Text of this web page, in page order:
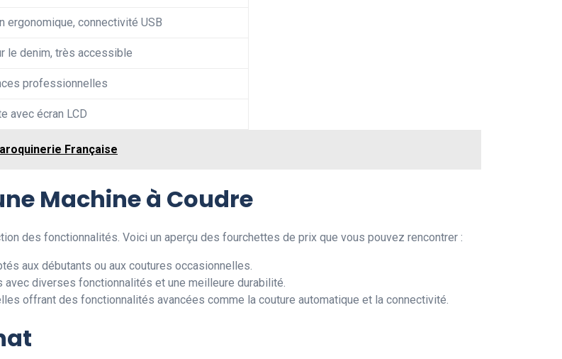
ergonomique, connectivité USB
le denim, très accessible
professionnelles
avec écran LCD
Française
Machine à Coudre
des fonctionnalités. Voici un aperçu des fourchettes de prix que vous pouvez rencontrer :
aux débutants ou aux coutures occasionnelles.
avec diverses fonctionnalités et une meilleure durabilité.
offrant des fonctionnalités avancées comme la couture automatique et la connectivité.